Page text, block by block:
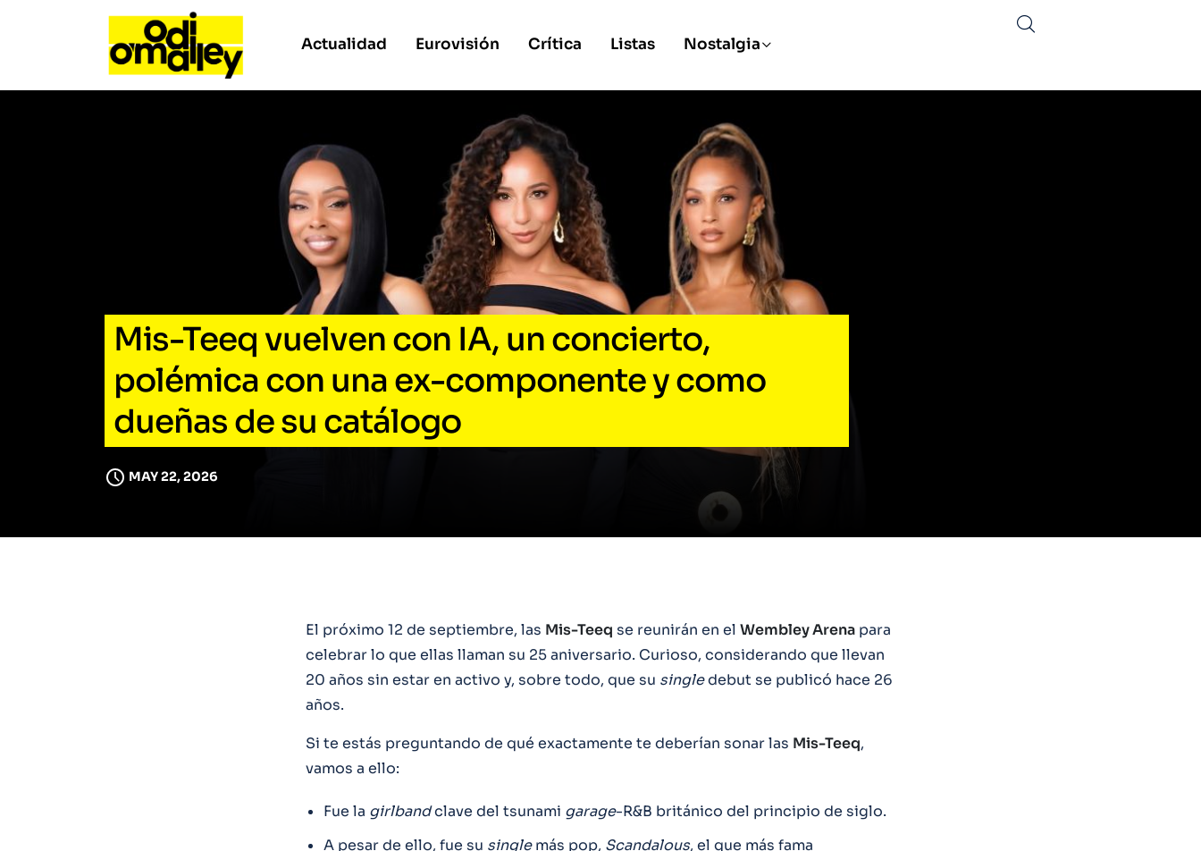
Actualidad Eurovisión Crítica Listas Nostalgia
Mis-Teeq vuelven con IA, un concierto,
polémica con una ex-componente y como
dueñas de su catálogo
MAY 22, 2026
El próximo 12 de septiembre, las Mis-Teeq se reunirán en el Wembley Arena para
celebrar lo que ellas llaman su 25 aniversario. Curioso, considerando que llevan
20 años sin estar en activo y, sobre todo, que su singledebut se publicó hace 26
años.
Si te estás preguntando de qué exactamente te deberían sonar las Mis-Teeq,
vamos a ello:
Fue la girlbandclave del tsunami garage-R&B británico del principio de siglo.
A pesar de ello, fue su singlemás pop, Scandalous, el que más fama